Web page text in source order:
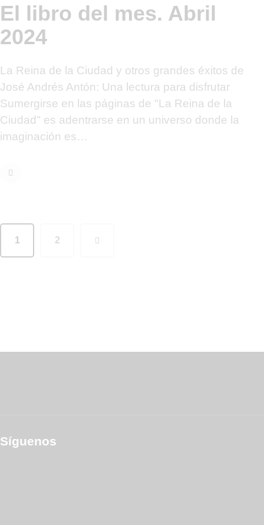
El libro del mes. Abril
2024
La Reina de la Ciudad y otros grandes éxitos de
José Andrés Antón: Una lectura para disfrutar
Sumergirse en las páginas de "La Reina de la
Ciudad" es adentrarse en un universo donde la
imaginación es…
1 2
Síguenos